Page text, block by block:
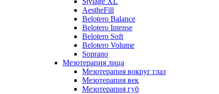
AestheFill
Belotero Balance
Belotero Intense
Belotero Soft
Belotero Volume
Soprano
Мезотерапия лица
Мезотерапия вокруг глаз
Мезотерапия век
Мезотерапия губ